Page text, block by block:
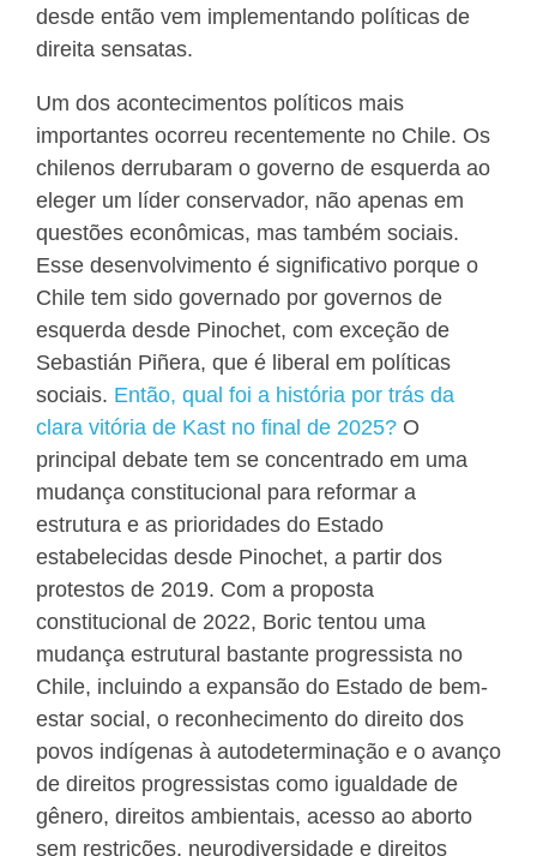
desde então vem implementando políticas de
direita sensatas.
Um dos acontecimentos políticos mais
importantes ocorreu recentemente no Chile. Os
chilenos derrubaram o governo de esquerda ao
eleger um líder conservador, não apenas em
questões econômicas, mas também sociais.
Esse desenvolvimento é significativo porque o
Chile tem sido governado por governos de
esquerda desde Pinochet, com exceção de
Sebastián Piñera, que é liberal em políticas
sociais. Então, qual foi a história por trás da
clara vitória de Kast no final de 2025? O
principal debate tem se concentrado em uma
mudança constitucional para reformar a
estrutura e as prioridades do Estado
estabelecidas desde Pinochet, a partir dos
protestos de 2019. Com a proposta
constitucional de 2022, Boric tentou uma
mudança estrutural bastante progressista no
Chile, incluindo a expansão do Estado de bem-
estar social, o reconhecimento do direito dos
povos indígenas à autodeterminação e o avanço
de direitos progressistas como igualdade de
gênero, direitos ambientais, acesso ao aborto
sem restrições, neurodiversidade e direitos